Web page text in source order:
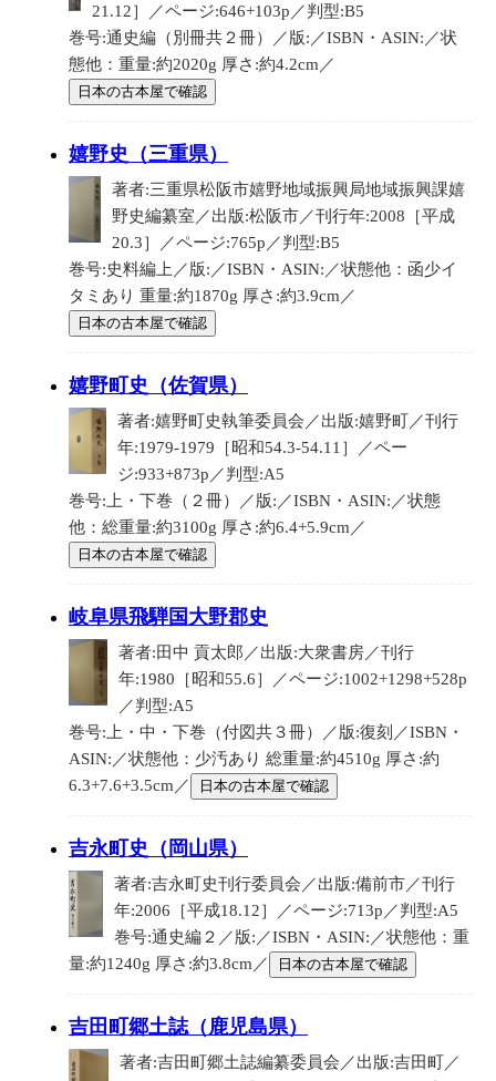
21.12］／ページ:646+103p／判型:B5
巻号:通史編（別冊共２冊）／版:／ISBN・ASIN:／状
態他：重量:約2020g 厚さ:約4.2cm／
日本の古本屋で確認
嬉野史（三重県）
著者:三重県松阪市嬉野地域振興局地域振興課嬉
野史編纂室／出版:松阪市／刊行年:2008［平成
20.3］／ページ:765p／判型:B5
巻号:史料編上／版:／ISBN・ASIN:／状態他：函少イ
タミあり 重量:約1870g 厚さ:約3.9cm／
日本の古本屋で確認
嬉野町史（佐賀県）
著者:嬉野町史執筆委員会／出版:嬉野町／刊行
年:1979-1979［昭和54.3-54.11］／ペー
ジ:933+873p／判型:A5
巻号:上・下巻（２冊）／版:／ISBN・ASIN:／状態
他：総重量:約3100g 厚さ:約6.4+5.9cm／
日本の古本屋で確認
岐阜県飛騨国大野郡史
著者:田中 貢太郎／出版:大衆書房／刊行
年:1980［昭和55.6］／ページ:1002+1298+528p
／判型:A5
巻号:上・中・下巻（付図共３冊）／版:復刻／ISBN・
ASIN:／状態他：少汚あり 総重量:約4510g 厚さ:約
6.3+7.6+3.5cm／
日本の古本屋で確認
吉永町史（岡山県）
著者:吉永町史刊行委員会／出版:備前市／刊行
年:2006［平成18.12］／ページ:713p／判型:A5
巻号:通史編２／版:／ISBN・ASIN:／状態他：重
量:約1240g 厚さ:約3.8cm／
日本の古本屋で確認
吉田町郷土誌（鹿児島県）
著者:吉田町郷土誌編纂委員会／出版:吉田町／